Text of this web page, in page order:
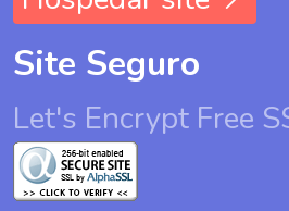
Site Seguro
Let's Encrypt Free